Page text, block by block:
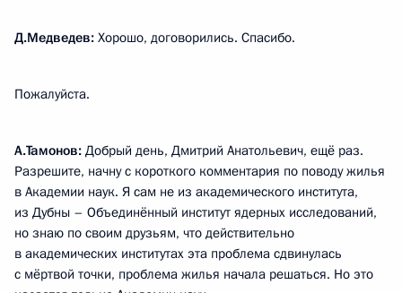
Д.Медведев: Хорошо, договорились. Спасибо.
Пожалуйста.
А.Тамонов: Добрый день, Дмитрий Анатольевич, ещё раз.
Разрешите, начну с короткого комментария по поводу жилья
в Академии наук. Я сам не из академического института,
из Дубны – Объединённый институт ядерных исследований,
но знаю по своим друзьям, что действительно
в академических институтах эта проблема сдвинулась
с мёртвой точки, проблема жилья начала решаться. Но это